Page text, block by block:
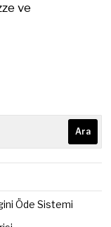
ve
Ara
Öde Sistemi